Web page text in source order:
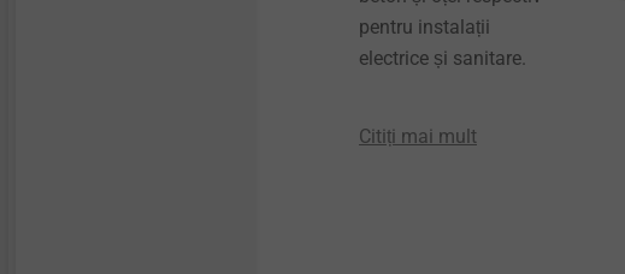
pentru instalații
electrice și sanitare.
Citiți mai mult